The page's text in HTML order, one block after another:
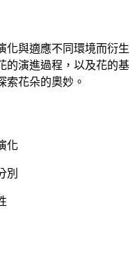
化與適應不同環境而衍生
的演進過程，以及花的基
索花朵的奧妙。
化
別